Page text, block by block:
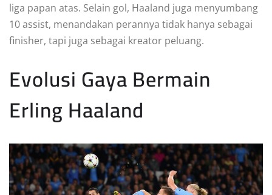
liga papan atas. Selain gol, Haaland juga menyumbang
10 assist, menandakan perannya tidak hanya sebagai
finisher, tapi juga sebagai kreator peluang.
Evolusi Gaya Bermain
Erling Haaland